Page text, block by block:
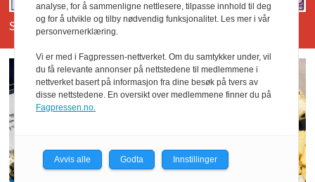
Se tidligere Conrads Colonial her.
analyse, for å sammenligne nettlesere, tilpasse innhold til deg
og for å utvikle og tilby nødvendig funksjonalitet. Les mer i vår
personvernerklæring.
Vi er med i Fagpressen-nettverket. Om du samtykker under, vil
du få relevante annonser på nettstedene til medlemmene i
nettverket basert på informasjon fra dine besøk på tvers av
disse nettstedene. En oversikt over medlemmene finner du på
Fagpressen.no.
Avvis alle Godta Innstillinger